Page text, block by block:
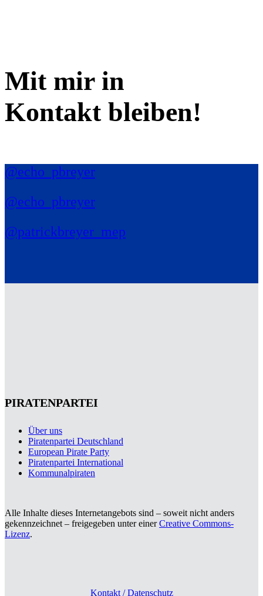
Mit mir in
Kontakt bleiben!
@echo_pbreyer
@echo_pbreyer
@patrickbreyer_mep
PIRATENPARTEI
Über uns
Piratenpartei Deutschland
European Pirate Party
Piratenpartei International
Kommunalpiraten
Alle Inhalte dieses Internetangebots sind – soweit nicht anders
gekennzeichnet – freigegeben unter einerCreative Commons-
Lizenz.
Kontakt / Datenschutz